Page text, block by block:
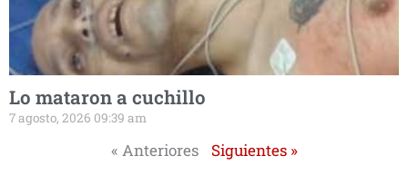
Lo mataron a cuchillo
7 agosto, 2026 09:39 am
« Anteriores Siguientes »